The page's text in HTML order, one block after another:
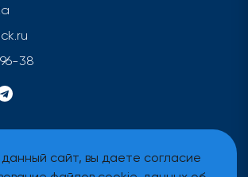
данный сайт, вы даете согласие
38
сайте имеет исключительно